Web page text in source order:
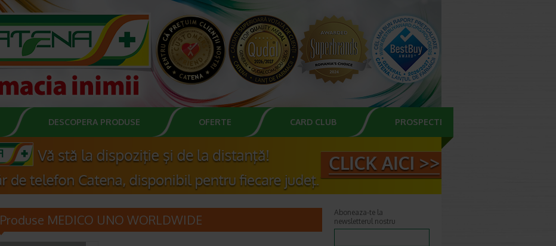
DESCOPERA PRODUSE OFERTE CARD CLUB PROSPECTE
Produse MEDICO UNO WORLDWIDE
Aboneaza-te la
newsletterul nostru